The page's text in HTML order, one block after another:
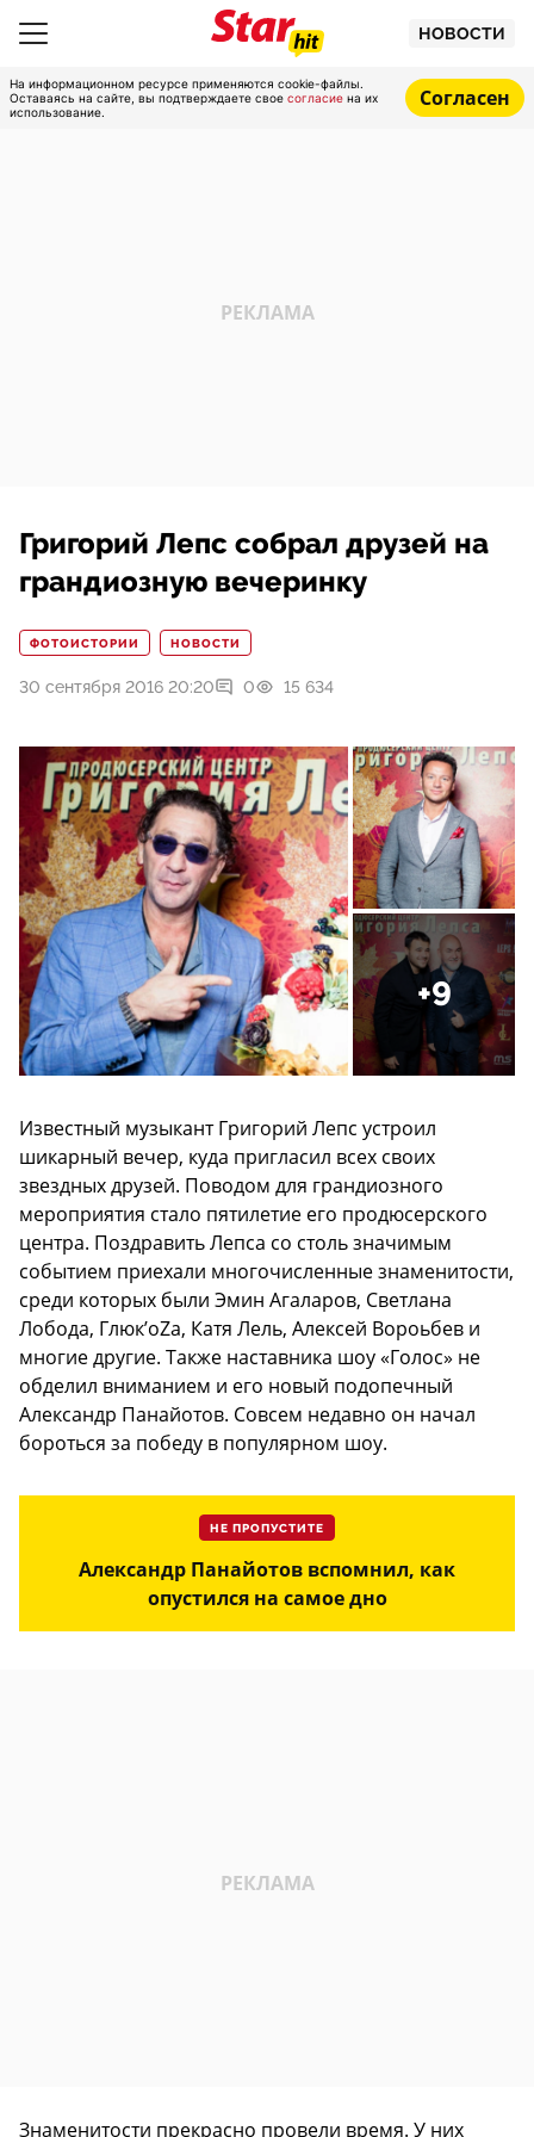
НОВОСТИ
На информационном ресурсе применяются cookie-файлы.
Оставаясь на сайте, вы подтверждаете свое согласие на их
использование.
Согласен
Григорий Лепс собрал друзей на
грандиозную вечеринку
ФОТОИСТОРИИ НОВОСТИ
30 сентября 2016 20:20 0 15 634
+9
Известный музыкант Григорий Лепс устроил
шикарный вечер, куда пригласил всех своих
звездных друзей. Поводом для грандиозного
мероприятия стало пятилетие его продюсерского
центра. Поздравить Лепса со столь значимым
событием приехали многочисленные знаменитости,
среди которых были Эмин Агаларов, Светлана
Лобода, Глюк’оZа, Катя Лель, Алексей Вороьбев и
многие другие. Также наставника шоу «Голос» не
обделил вниманием и его новый подопечный
Александр Панайотов. Совсем недавно он начал
бороться за победу в популярном шоу.
НЕ ПРОПУСТИТЕ
Александр Панайотов вспомнил, как
опустился на самое дно
Знаменитости прекрасно провели время. У них